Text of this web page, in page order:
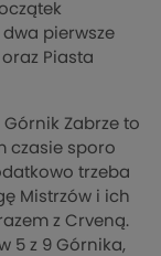
pierwsze
Piasta
Zabrze to
czasie sporo
trzeba
Mistrzów i ich
z Crveną.
5 z 9 Górnika,